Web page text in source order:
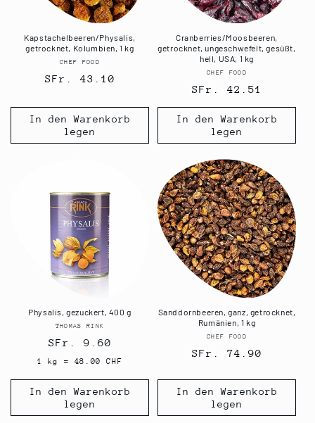
Kapstachelbeeren/Physalis,
getrocknet, Kolumbien, 1 kg
Anbieter:
CHEF FOOD
Normaler
SFr. 43.10
In den Warenkorb
legen
Cranberries/Moosbeeren,
getrocknet, ungeschwefelt, gesüßt,
hell, USA, 1 kg
Anbieter:
CHEF FOOD
Normaler
Preis
SFr. 42.51
In den Warenkorb
legen
Physalis, gezuckert, 400 g
Anbieter:
THOMAS RINK
Normaler
Preis
SFr. 9.60
1 kg = 48.00 CHF
In den Warenkorb
legen
Sanddornbeeren, ganz, getrocknet,
Rumänien, 1 kg
Anbieter:
CHEF FOOD
Normaler
SFr. 74.90
In den Warenkorb
legen